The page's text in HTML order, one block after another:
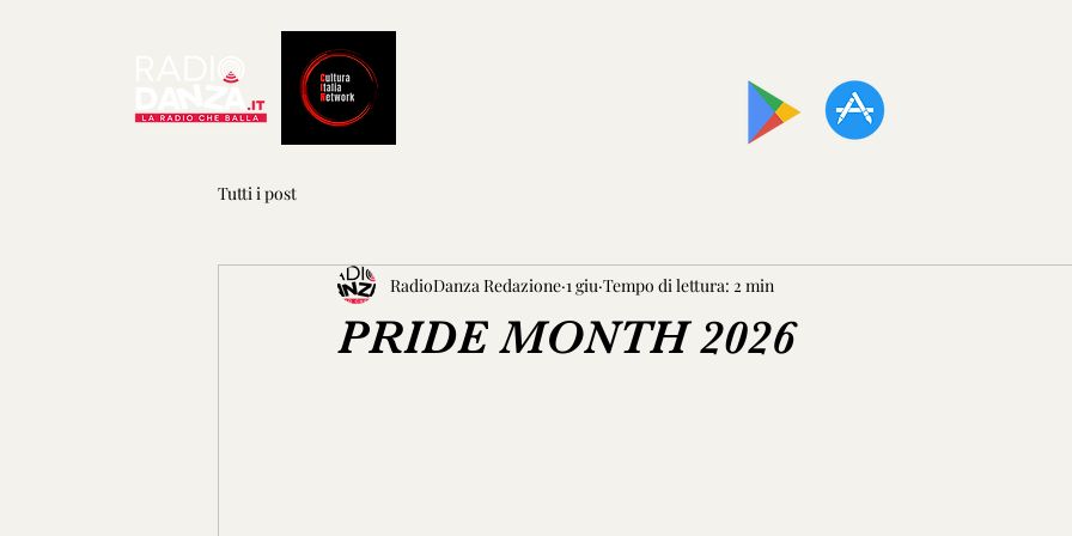
Tutti i post
PRIDE MONTH 2026
RadioDanza Redazione 1 giu Tempo di lettura: 2 min